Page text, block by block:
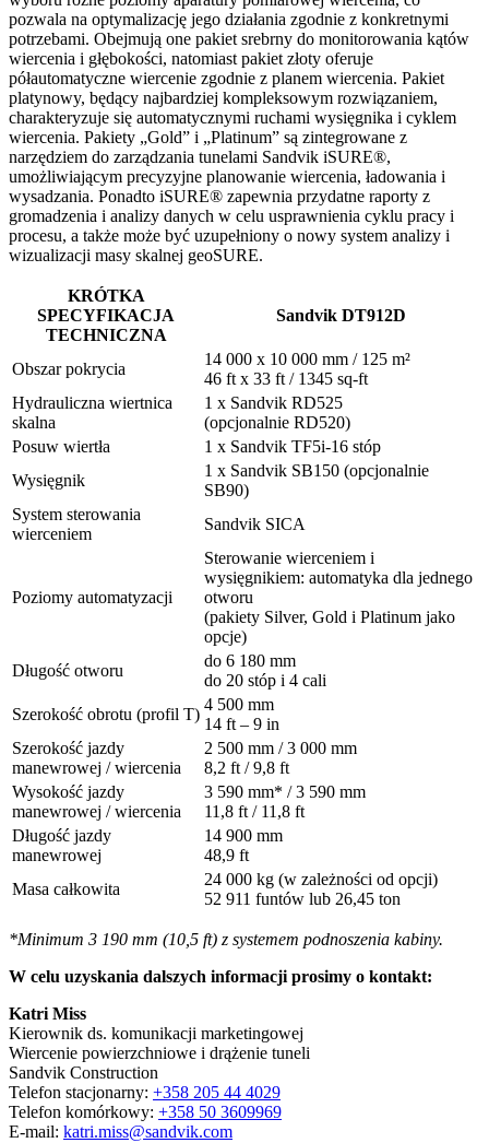
pozwala na optymalizację jego działania zgodnie z konkretnymi
potrzebami. Obejmują one pakiet srebrny do monitorowania kątów
wiercenia i głębokości, natomiast pakiet złoty oferuje
półautomatyczne wiercenie zgodnie z planem wiercenia. Pakiet
platynowy, będący najbardziej kompleksowym rozwiązaniem,
charakteryzuje się automatycznymi ruchami wysięgnika i cyklem
wiercenia. Pakiety „Gold” i „Platinum” są zintegrowane z
narzędziem do zarządzania tunelami Sandvik iSURE®,
umożliwiającym precyzyjne planowanie wiercenia, ładowania i
wysadzania. Ponadto iSURE® zapewnia przydatne raporty z
gromadzenia i analizy danych w celu usprawnienia cyklu pracy i
procesu, a także może być uzupełniony o nowy system analizy i
wizualizacji masy skalnej geoSURE.
KRÓTKA
SPECYFIKACJA
TECHNICZNA
Sandvik DT912D
Obszar pokrycia
14 000 x 10 000 mm / 125 m²
46 ft x 33 ft / 1345 sq-ft
Hydrauliczna wiertnica
skalna
1 x Sandvik RD525
(opcjonalnie RD520)
Posuw wiertła
1 x Sandvik TF5i-16 stóp
Wysięgnik
1 x Sandvik SB150 (opcjonalnie
SB90)
System sterowania
wierceniem
Sandvik SICA
Poziomy automatyzacji
Sterowanie wierceniem i
wysięgnikiem: automatyka dla jednego
otworu
(pakiety Silver, Gold i Platinum jako
opcje)
Długość otworu
do 6 180 mm
do 20 stóp i 4 cali
Szerokość obrotu (profil T)
4 500 mm
14 ft – 9 in
Szerokość jazdy
manewrowej / wiercenia
2 500 mm / 3 000 mm
8,2 ft / 9,8 ft
Wysokość jazdy
manewrowej / wiercenia
3 590 mm* / 3 590 mm
11,8 ft / 11,8 ft
Długość jazdy
manewrowej
14 900 mm
48,9 ft
Masa całkowita
24 000 kg (w zależności od opcji)
52 911 funtów lub 26,45 ton
*Minimum 3 190 mm (10,5 ft) z systemem podnoszenia kabiny.
W celu uzyskania dalszych informacji prosimy o kontakt:
Katri Miss
Kierownik ds. komunikacji marketingowej
Wiercenie powierzchniowe i drążenie tuneli
Sandvik Construction
Telefon stacjonarny: +358 205 44 4029
Telefon komórkowy: +358 50 3609969
E-mail: katri.miss@sandvik.com